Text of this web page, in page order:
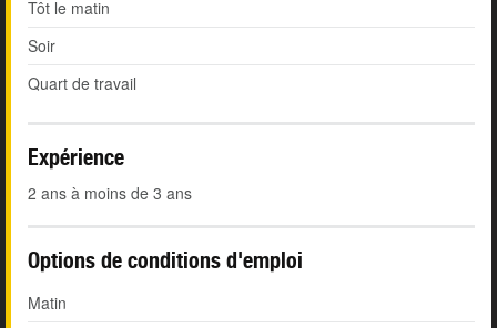
Tôt le matin
Soir
Quart de travail
Expérience
2 ans à moins de 3 ans
Options de conditions d'emploi
Matin